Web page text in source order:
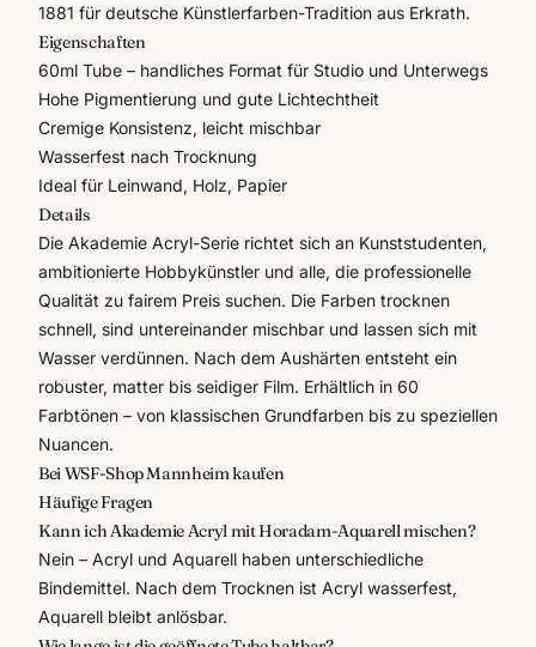
1881 für deutsche Künstlerfarben-Tradition aus Erkrath.
Eigenschaften
60ml Tube – handliches Format für Studio und Unterwegs
Hohe Pigmentierung und gute Lichtechtheit
Cremige Konsistenz, leicht mischbar
Wasserfest nach Trocknung
Ideal für Leinwand, Holz, Papier
Details
Die Akademie Acryl-Serie richtet sich an Kunststudenten,
ambitionierte Hobbykünstler und alle, die professionelle
Qualität zu fairem Preis suchen. Die Farben trocknen
schnell, sind untereinander mischbar und lassen sich mit
Wasser verdünnen. Nach dem Aushärten entsteht ein
robuster, matter bis seidiger Film. Erhältlich in 60
Farbtönen – von klassischen Grundfarben bis zu speziellen
Nuancen.
Bei WSF-Shop Mannheim kaufen
Häufige Fragen
Kann ich Akademie Acryl mit Horadam-Aquarell mischen?
Nein – Acryl und Aquarell haben unterschiedliche
Bindemittel. Nach dem Trocknen ist Acryl wasserfest,
Aquarell bleibt anlösbar.